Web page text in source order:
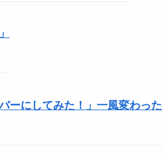
ーにしてみた！」一風変わった